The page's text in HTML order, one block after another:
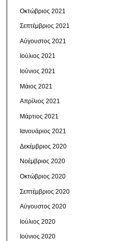
Οκτώβριος 2021
Σεπτέμβριος 2021
Αύγουστος 2021
Ιούλιος 2021
Ιούνιος 2021
Μάιος 2021
Απρίλιος 2021
Μάρτιος 2021
Ιανουάριος 2021
Δεκέμβριος 2020
Νοέμβριος 2020
Οκτώβριος 2020
Σεπτέμβριος 2020
Αύγουστος 2020
Ιούλιος 2020
Ιούνιος 2020